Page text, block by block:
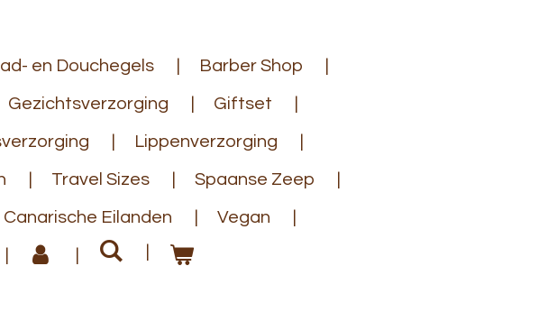
en Douchegels Barber Shop
Gezichtsverzorging Giftset
Lippenverzorging
Travel Sizes Spaanse Zeep
Canarische Eilanden Vegan